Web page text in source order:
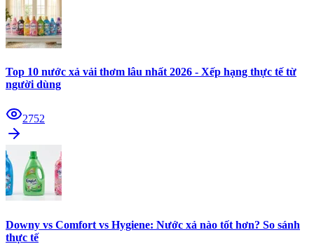
Top 10 nước xả vải thơm lâu nhất 2026 - Xếp hạng thực tế từ
người dùng
2752
Downy vs Comfort vs Hygiene: Nước xả nào tốt hơn? So sánh
thực tế